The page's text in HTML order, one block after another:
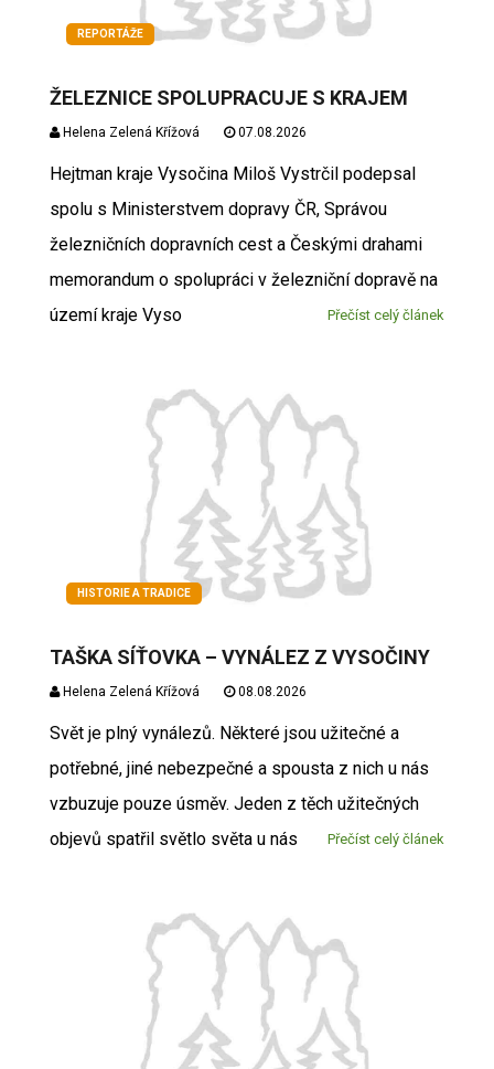
REPORTÁŽE
ŽELEZNICE SPOLUPRACUJE S KRAJEM
Helena Zelená Křížová 07.08.2026
Hejtman kraje Vysočina Miloš Vystrčil podepsal
spolu s Ministerstvem dopravy ČR, Správou
železničních dopravních cest a Českými drahami
memorandum o spolupráci v železniční dopravě na
území kraje Vyso
Přečíst celý článek
HISTORIE A TRADICE
TAŠKA SÍŤOVKA – VYNÁLEZ Z VYSOČINY
Helena Zelená Křížová 08.08.2026
Svět je plný vynálezů. Některé jsou užitečné a
potřebné, jiné nebezpečné a spousta z nich u nás
vzbuzuje pouze úsměv. Jeden z těch užitečných
objevů spatřil světlo světa u nás
Přečíst celý článek